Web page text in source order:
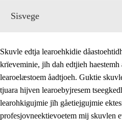
Sisvege
Skuvle edtja learoehkidie
krïeveminie, jïh dah edtjieh
learoelæstoem åadtjoeh. Guktie
tjuara hijven learoebyjresem
learohkigujmie jïh gåetiejgujmie
profesjovneektievoetem mij skuvlen